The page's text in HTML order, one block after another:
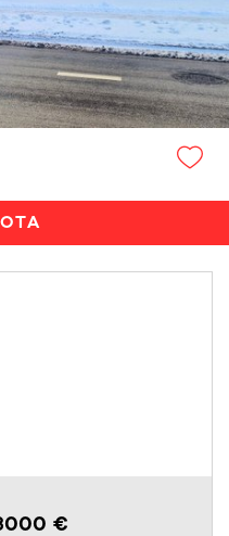
€